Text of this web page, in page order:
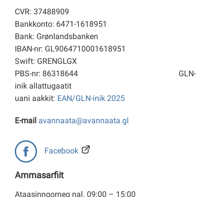
CVR: 37488909
Bankkonto: 6471-1618951
Bank: Grønlandsbanken
IBAN-nr: GL9064710001618951
Swift: GRENGLGX
PBS-nr: 86318644 GLN-
inik allattugaatit
uani aakkit: EAN/GLN-inik 2025
E-mail avannaata@avannaata.gl
Facebook
Ammasarfiit
Ataasinngorneq nal. 09:00 – 15:00